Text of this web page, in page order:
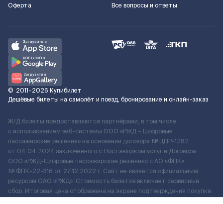
Оферта
Все вопросы и ответы
© 2011–2026 Купибилет
Дешёвые билеты на самолёт и поезд, бронирование и онлайн-заказ
Ж/Д билеты предоставляются партнёрами, в том числе
с использованием веб-системы ООО «РЖД – Цифровые
пассажирские решения» на основании договора № ЦПР-1282
от 04.04.2024 заключенного с Поставщиком услуг и Договора
ООО «РЖД-Цифровые пассажирские решения» c АО «ФПК»
№ ФПК-22-316 от 27.12.2022 г. Сайт не является официальным
ресурсом ОАО «РЖД». Стоимость билетов включает сервисный
сбор. Итоговая цена отображена на экране подтверждения покупки.